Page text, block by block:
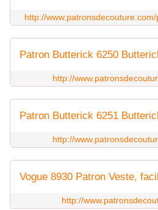
http://
http://
http://
http://